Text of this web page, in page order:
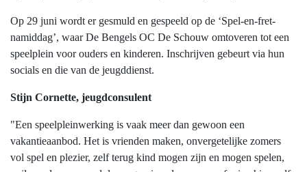
Op 29 juni wordt er gesmuld en gespeeld op de ‘Spel-en-fret-
namiddag’, waar De Bengels OC De Schouw omtoveren tot een
speelplein voor ouders en kinderen. Inschrijven gebeurt via hun
socials en die van de jeugddienst.
Stijn Cornette, jeugdconsulent
"Een speelpleinwerking is vaak meer dan gewoon een
vakantieaanbod. Het is vrienden maken, onvergetelijke zomers
vol spel en plezier, zelf terug kind mogen zijn en mogen spelen,